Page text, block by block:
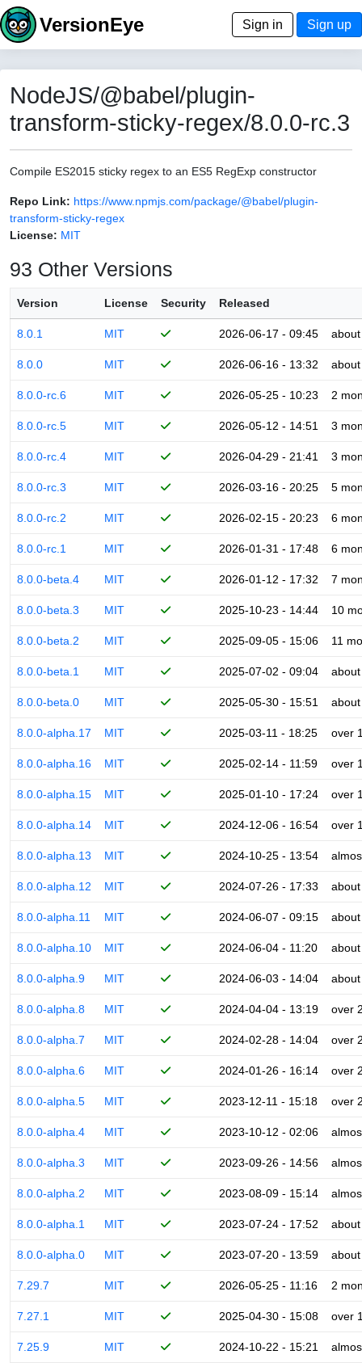
VersionEye Sign in Sign up
NodeJS/@babel/plugin-
transform-sticky-regex/8.0.0-rc.3
Compile ES2015 sticky regex to an ES5 RegExp constructor
Repo Link: https://www.npmjs.com/package/@babel/plugin-
transform-sticky-regex
License: MIT
93 Other Versions
Version License Security Released
8.0.1 MIT 2026-06-17 - 09:45
8.0.0 MIT 2026-06-16 - 13:32
8.0.0-rc.6 MIT 2026-05-25 - 10:23 2
8.0.0-rc.5 MIT 2026-05-12 - 14:51 3
8.0.0-rc.4 MIT 2026-04-29 - 21:41 3
8.0.0-rc.3 MIT 2026-03-16 - 20:25 5
8.0.0-rc.2 MIT 2026-02-15 - 20:23 6
8.0.0-rc.1 MIT 2026-01-31 - 17:48 6
8.0.0-beta.4 MIT 2026-01-12 - 17:32 7
8.0.0-beta.3 MIT 2025-10-23 - 14:44 10
8.0.0-beta.2 MIT 2025-09-05 - 15:06 11
8.0.0-beta.1 MIT 2025-07-02 - 09:04
8.0.0-beta.0 MIT 2025-05-30 - 15:51
8.0.0-alpha.17 MIT 2025-03-11 - 18:25 over
8.0.0-alpha.16 MIT 2025-02-14 - 11:59 over
8.0.0-alpha.15 MIT 2025-01-10 - 17:24 over
8.0.0-alpha.14 MIT 2024-12-06 - 16:54 over
8.0.0-alpha.13 MIT 2024-10-25 - 13:54
8.0.0-alpha.12 MIT 2024-07-26 - 17:33
8.0.0-alpha.11 MIT 2024-06-07 - 09:15
8.0.0-alpha.10 MIT 2024-06-04 - 11:20
8.0.0-alpha.9 MIT 2024-06-03 - 14:04
8.0.0-alpha.8 MIT 2024-04-04 - 13:19 over
8.0.0-alpha.7 MIT 2024-02-28 - 14:04 over
8.0.0-alpha.6 MIT 2024-01-26 - 16:14 over
8.0.0-alpha.5 MIT 2023-12-11 - 15:18 over
8.0.0-alpha.4 MIT 2023-10-12 - 02:06
8.0.0-alpha.3 MIT 2023-09-26 - 14:56
8.0.0-alpha.2 MIT 2023-08-09 - 15:14
8.0.0-alpha.1 MIT 2023-07-24 - 17:52
8.0.0-alpha.0 MIT 2023-07-20 - 13:59
7.29.7 MIT 2026-05-25 - 11:16 2
7.27.1 MIT 2025-04-30 - 15:08 over
7.25.9 MIT 2024-10-22 - 15:21